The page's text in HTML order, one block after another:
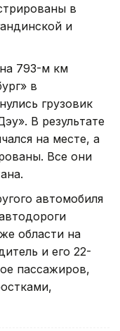
в
и
793-м км
в
грузовик
В результате
на месте, а
Все они
автомобиля
области на
и его 22-
пассажиров,